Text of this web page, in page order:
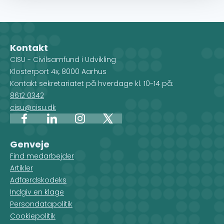
Kontakt
CISU - Civilsamfund i Udvikling
Klosterport 4x, 8000 Aarhus
Kontakt sekretariatet på hverdage kl. 10-14 på:
8612 0342
cisu@cisu.dk
FacebookLinkedInInstagram
X
Genveje
Find medarbejder
Artikler
Adfærdskodeks
Indgiv en klage
Persondatapolitik
Cookiepolitik